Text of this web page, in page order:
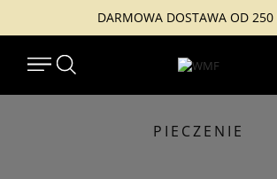
DARMOWA DOSTAWA OD 250
PIECZENIE